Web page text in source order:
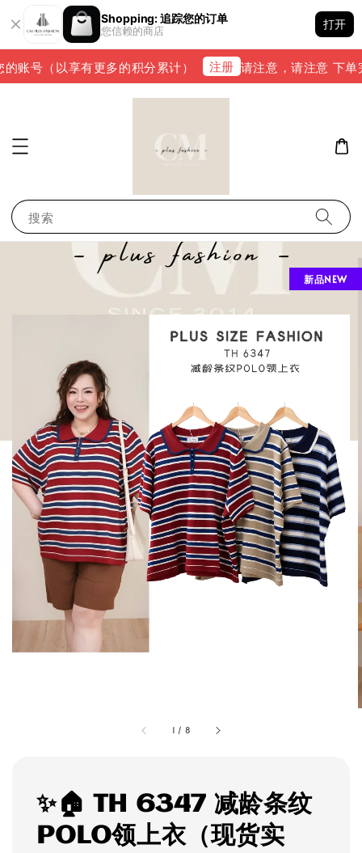
Shopping: 追踪您的订单
您信赖的商店
打开
号（以享有更多的积分累计） 注册 请注意，请注意 下单完
搜索
1 / 8
新品NEW
✨🏠 TH 6347 减龄条纹
POLO领上衣（现货实